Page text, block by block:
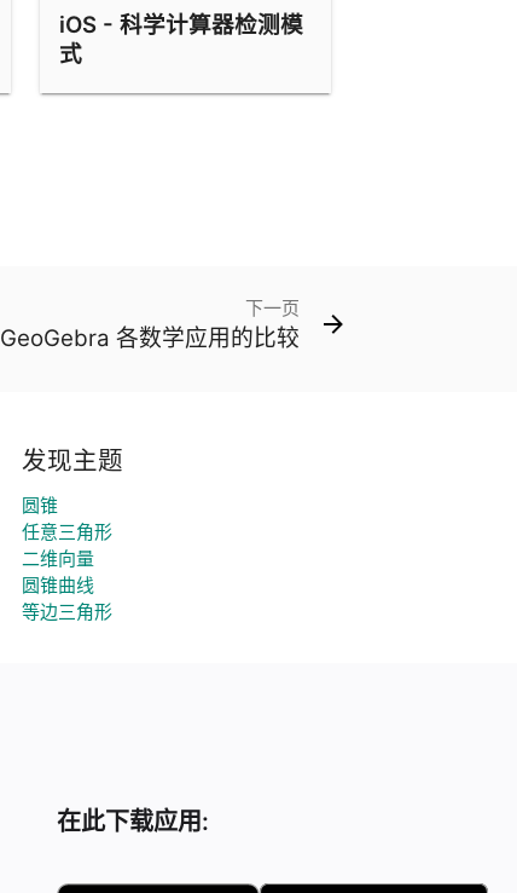
iOS - 科学计算器检测模
式
下一页
GeoGebra 各数学应用的比较
发现主题
圆锥
任意三角形
二维向量
圆锥曲线
等边三角形
在此下载应用: